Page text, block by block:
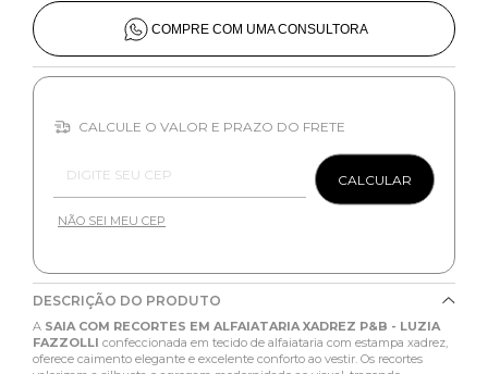
COMPRE COM UMA CONSULTORA
CALCULE O VALOR E PRAZO DO FRETE
CALCULAR
NÃO SEI MEU CEP
DESCRIÇÃO DO PRODUTO
A SAIA COM RECORTES EM ALFAIATARIA XADREZ P&B - LUZIA
FAZZOLLI confeccionada em tecido de alfaiataria com estampa xadrez,
oferece caimento elegante e excelente conforto ao vestir. Os recortes